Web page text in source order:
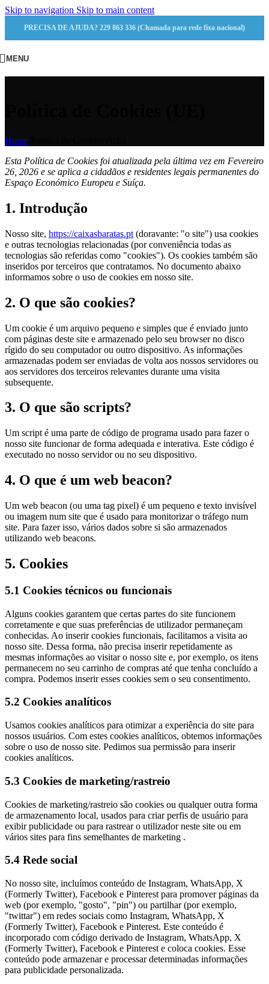
Skip to navigation Skip to main content
PRECISA DE AJUDA? 229 863 336 (Chamada para rede fixa nacional)
MENU
Home
Esta Política de Cookies foi atualizada pela última vez em Fevereiro
26, 2026 e se aplica a cidadãos e residentes legais permanentes do
Espaço Económico Europeu e Suíça.
1. Introdução
Nosso site, https://caixasbaratas.pt (doravante: "o site") usa cookies
e outras tecnologias relacionadas (por conveniência todas as
tecnologias são referidas como "cookies"). Os cookies também são
inseridos por terceiros que contratamos. No documento abaixo
informamos sobre o uso de cookies em nosso site.
2. O que são cookies?
Um cookie é um arquivo pequeno e simples que é enviado junto
com páginas deste site e armazenado pelo seu browser no disco
rígido do seu computador ou outro dispositivo. As informações
armazenadas podem ser enviadas de volta aos nossos servidores ou
aos servidores dos terceiros relevantes durante uma visita
subsequente.
3. O que são scripts?
Um script é uma parte de código de programa usado para fazer o
nosso site funcionar de forma adequada e interativa. Este código é
executado no nosso servidor ou no seu dispositivo.
4. O que é um web beacon?
Um web beacon (ou uma tag pixel) é um pequeno e texto invisível
ou imagem num site que é usado para monitorizar o tráfego num
site. Para fazer isso, vários dados sobre si são armazenados
utilizando web beacons.
5. Cookies
5.1 Cookies técnicos ou funcionais
Alguns cookies garantem que certas partes do site funcionem
corretamente e que suas preferências de utilizador permaneçam
conhecidas. Ao inserir cookies funcionais, facilitamos a visita ao
nosso site. Dessa forma, não precisa inserir repetidamente as
mesmas informações ao visitar o nosso site e, por exemplo, os itens
permanecem no seu carrinho de compras até que tenha concluído a
compra. Podemos inserir esses cookies sem o seu consentimento.
5.2 Cookies analíticos
Usamos cookies analíticos para otimizar a experiência do site para
nossos usuários. Com estes cookies analíticos, obtemos informações
sobre o uso de nosso site. Pedimos sua permissão para inserir
cookies analíticos.
5.3 Cookies de marketing/rastreio
Cookies de marketing/rastreio são cookies ou qualquer outra forma
de armazenamento local, usados para criar perfis de usuário para
exibir publicidade ou para rastrear o utilizador neste site ou em
vários sites para fins semelhantes de marketing .
5.4 Rede social
No nosso site, incluímos conteúdo de Instagram, WhatsApp, X
(Formerly Twitter), Facebook e Pinterest para promover páginas da
web (por exemplo, "gosto", "pin") ou partilhar (por exemplo,
"twittar") em redes sociais como Instagram, WhatsApp, X
(Formerly Twitter), Facebook e Pinterest. Este conteúdo é
incorporado com código derivado de Instagram, WhatsApp, X
(Formerly Twitter), Facebook e Pinterest e coloca cookies. Esse
conteúdo pode armazenar e processar determinadas informações
para publicidade personalizada.